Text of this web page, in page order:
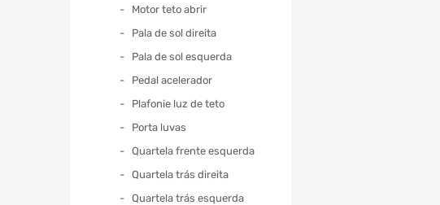
Motor teto abrir
Pala de sol direita
Pala de sol esquerda
Pedal acelerador
Plafonie luz de teto
Porta luvas
Quartela frente esquerda
Quartela trás direita
Quartela trás esquerda